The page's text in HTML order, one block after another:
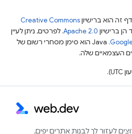
זה הוא ברישיוןCreative Commons
הן ברישיון Apache 2.0. לפרטים, ניתן לעיין
.‏ Java הוא סימן מסחרי רשום של
לעזור לך לבנות אתרים יפים,